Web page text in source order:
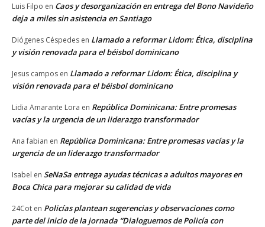
Luis Filpo en Caos y desorganización en entrega del Bono Navideño
deja a miles sin asistencia en Santiago
Diógenes Céspedes en Llamado a reformar Lidom: Ética, disciplina
y visión renovada para el béisbol dominicano
Jesus campos en Llamado a reformar Lidom: Ética, disciplina y
visión renovada para el béisbol dominicano
Lidia Amarante Lora en República Dominicana: Entre promesas
vacías y la urgencia de un liderazgo transformador
Ana fabian en República Dominicana: Entre promesas vacías y la
urgencia de un liderazgo transformador
Isabel en SeNaSa entrega ayudas técnicas a adultos mayores en
Boca Chica para mejorar su calidad de vida
24Cot en Policías plantean sugerencias y observaciones como
parte del inicio de la jornada “Dialoguemos de Policía con